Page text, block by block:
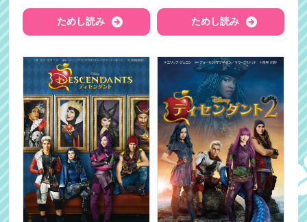
ためし読み ためし読み